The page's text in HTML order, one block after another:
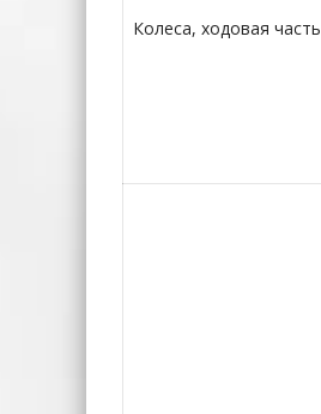
Колеса, ходовая часть